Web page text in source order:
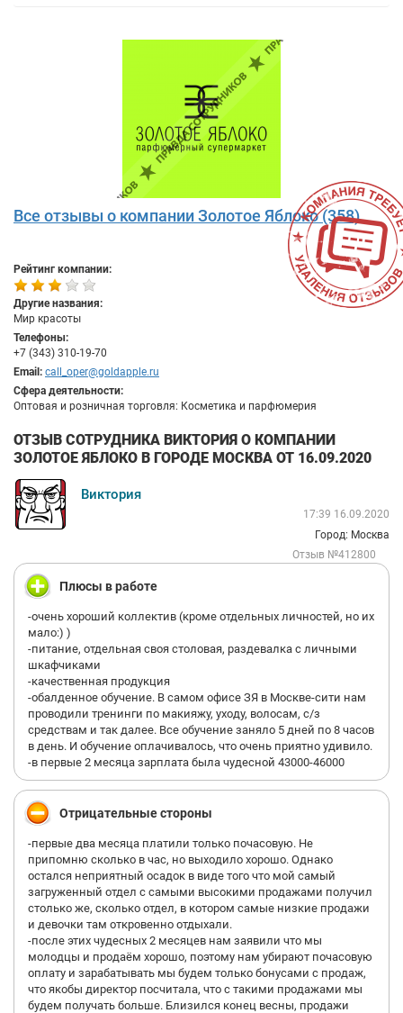
Все отзывы о компании Золотое Яблоко (358)
Рейтинг компании:
Другие названия:
Мир красоты
Телефоны:
+7 (343) 310-19-70
Email: call_oper@goldapple.ru
Сфера деятельности:
Оптовая и розничная торговля: Косметика и парфюмерия
ОТЗЫВ СОТРУДНИКА ВИКТОРИЯ О КОМПАНИИ
ЗОЛОТОЕ ЯБЛОКО В ГОРОДЕ МОСКВА ОТ 16.09.2020
Виктория
17:39 16.09.2020
Город: Москва
Отзыв №412800
Плюсы в работе
-очень хороший коллектив (кроме отдельных личностей, но их
мало:) )
-питание, отдельная своя столовая, раздевалка с личными
шкафчиками
-качественная продукция
-обалденное обучение. В самом офисе ЗЯ в Москве-сити нам
проводили тренинги по макияжу, уходу, волосам, с/з
средствам и так далее. Все обучение заняло 5 дней по 8 часов
в день. И обучение оплачивалось, что очень приятно удивило.
-в первые 2 месяца зарплата была чудесной 43000-46000
Отрицательные стороны
-первые два месяца платили только почасовую. Не
припомню сколько в час, но выходило хорошо. Однако
остался неприятный осадок в виде того что мой самый
загруженный отдел с самыми высокими продажами получил
столько же, сколько отдел, в котором самые низкие продажи
и девочки там откровенно отдыхали.
-после этих чудесных 2 месяцев нам заявили что мы
молодцы и продаём хорошо, поэтому нам убирают почасовую
оплату и зарабатывать мы будем только бонусами с продаж,
что якобы директор посчитала, что с такими продажами мы
будем получать больше. Близился конец весны, продажи